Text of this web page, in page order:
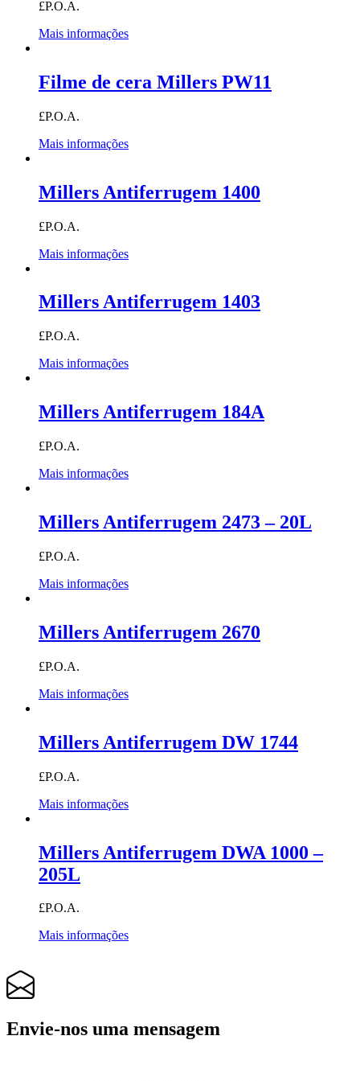
£P.O.A.
Mais informações
Filme de cera Millers PW11
£P.O.A.
Mais informações
Millers Antiferrugem 1400
£P.O.A.
Mais informações
Millers Antiferrugem 1403
£P.O.A.
Mais informações
Millers Antiferrugem 184A
£P.O.A.
Mais informações
Millers Antiferrugem 2473 – 20L
£P.O.A.
Mais informações
Millers Antiferrugem 2670
£P.O.A.
Mais informações
Millers Antiferrugem DW 1744
£P.O.A.
Mais informações
Millers Antiferrugem DWA 1000 –
205L
£P.O.A.
Mais informações
Envie-nos uma mensagem